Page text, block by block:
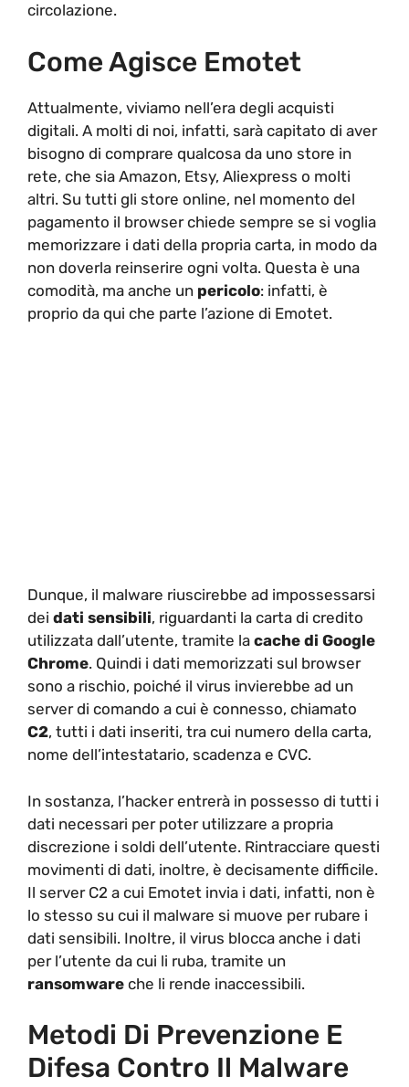
circolazione.
Come Agisce Emotet
Attualmente, viviamo nell’era degli acquisti
digitali. A molti di noi, infatti, sarà capitato di aver
bisogno di comprare qualcosa da uno store in
rete, che sia Amazon, Etsy, Aliexpress o molti
altri. Su tutti gli store online, nel momento del
pagamento il browser chiede sempre se si voglia
memorizzare i dati della propria carta, in modo da
non doverla reinserire ogni volta. Questa è una
comodità, ma anche un pericolo: infatti, è
proprio da qui che parte l’azione di Emotet.
Dunque, il malware riuscirebbe ad impossessarsi
dei dati sensibili, riguardanti la carta di credito
utilizzata dall’utente, tramite la cache di Google
Chrome. Quindi i dati memorizzati sul browser
sono a rischio, poiché il virus invierebbe ad un
server di comando a cui è connesso, chiamato
C2, tutti i dati inseriti, tra cui numero della carta,
nome dell’intestatario, scadenza e CVC.
In sostanza, l’hacker entrerà in possesso di tutti i
dati necessari per poter utilizzare a propria
discrezione i soldi dell’utente. Rintracciare questi
movimenti di dati, inoltre, è decisamente difficile.
Il server C2 a cui Emotet invia i dati, infatti, non è
lo stesso su cui il malware si muove per rubare i
dati sensibili. Inoltre, il virus blocca anche i dati
per l’utente da cui li ruba, tramite un
ransomware che li rende inaccessibili.
Metodi Di Prevenzione E
Difesa Contro Il Malware